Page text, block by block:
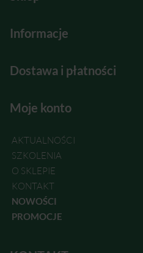
Informacje
Dostawa i płatności
Moje konto
AKTUALNOŚCI
SZKOLENIA
O SKLEPIE
KONTAKT
NOWOŚCI
PROMOCJE